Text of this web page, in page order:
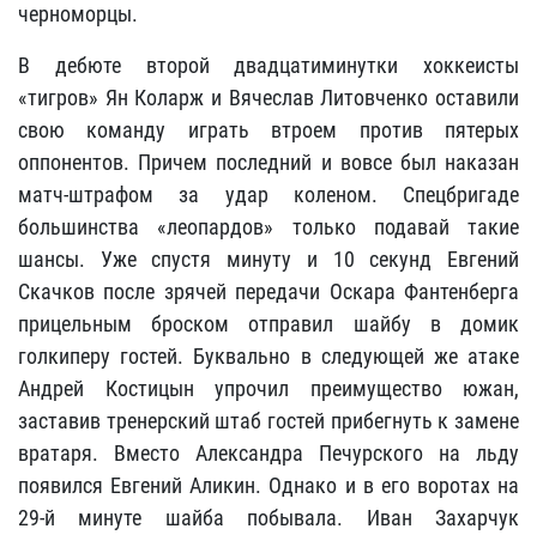
черноморцы.
В дебюте второй двадцатиминутки хоккеисты
«тигров» Ян Коларж и Вячеслав Литовченко оставили
свою команду играть втроем против пятерых
оппонентов. Причем последний и вовсе был наказан
матч-штрафом за удар коленом. Спецбригаде
большинства «леопардов» только подавай такие
шансы. Уже спустя минуту и 10 секунд Евгений
Скачков после зрячей передачи Оскара Фантенберга
прицельным броском отправил шайбу в домик
голкиперу гостей. Буквально в следующей же атаке
Андрей Костицын упрочил преимущество южан,
заставив тренерский штаб гостей прибегнуть к замене
вратаря. Вместо Александра Печурского на льду
появился Евгений Аликин. Однако и в его воротах на
29-й минуте шайба побывала. Иван Захарчук